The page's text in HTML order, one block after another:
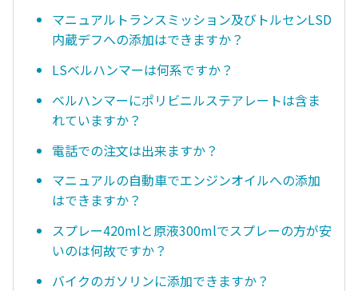
マニュアルトランスミッション及びトルセンLSD
内蔵デフへの添加はできますか？
LSベルハンマーは何系ですか？
ベルハンマーにポリビニルステアレートは含ま
れていますか？
電話での注文は出来ますか？
マニュアルの自動車でエンジンオイルへの添加
はできますか？
スプレー420mlと原液300mlでスプレーの方が安
いのは何故ですか？
バイクのガソリンに添加できますか？